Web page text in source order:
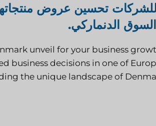
تحسين عروض
الدنماركي.
unveil for your business
business decisions in one of
the unique landscape of